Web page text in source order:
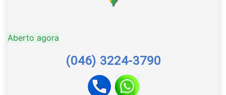
Aberto agora
(046) 3224-3790